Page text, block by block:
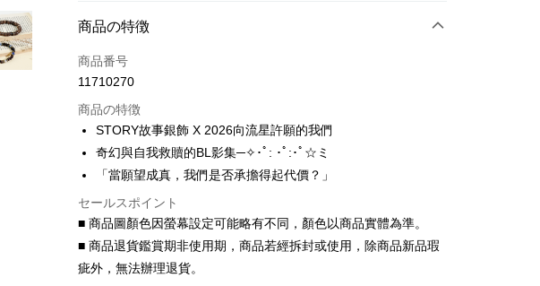
お支払い方法
クレジットカード1回払い
クレジットカード分割払い
3回払い、金利0、毎回
合作金庫商業銀行
第一商業銀行
華南商業銀行
上海商業儲蓄銀行
台北富邦商業銀行
国泰世華商業銀行
台湾中小企業銀行
台中商業銀行
HSBC(台湾)商業銀行
華泰商業銀行
聯邦商業銀行
元大商業銀行
6回払い、金利0、毎回NT$183
合作金庫商業銀行
第一商業銀行
上海商業儲蓄銀行
国泰世華商業銀行
兆豐國際商業銀行
台湾中小企業銀行
台中商業銀行
HSBC(台湾)商業銀行
コンビニ店頭代金引換
LINE Pay
Apple Pay
JKOPAY
商品の特徴
商品番号
11710270
商品の特徴
STORY故事銀飾 X 2026向流星許願的我們
奇幻與自我救贖的BL影集─✧･ﾟ: ･ﾟ:･ﾟ☆ミ
「當願望成真，我們是否承擔得起代價？」
セールスポイント
■ 商品圖顏色因螢幕設定可能略有不同，顏色以商品實體為準。
■ 商品退貨鑑賞期非使用期，商品若經拆封或使用，除商品新品瑕
疵外，無法辦理退貨。